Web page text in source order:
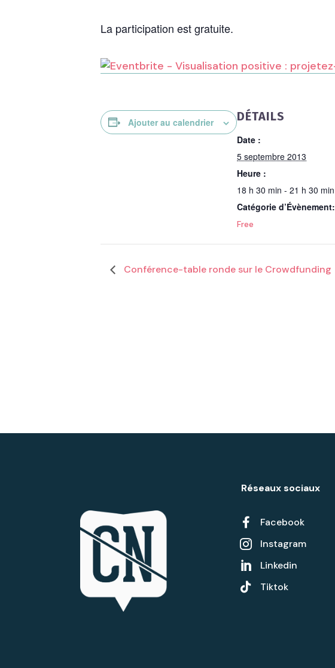
La participation est gratuite.
Ajouter au calendrier DÉTAILS
Date :
5 septembre 2013
Heure :
18 h 30 min - 21 h 30 min
Catégorie d’Évènement:
Free
Conférence-table ronde sur le Crowdfunding
Réseaux sociaux
 Facebook
 Instagram

Linkedin

Tiktok